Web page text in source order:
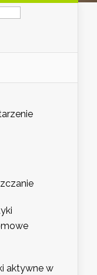
aktywne w